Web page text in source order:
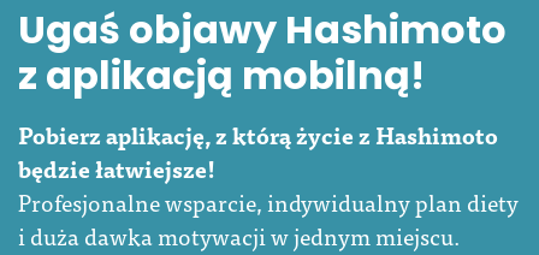
Ugaś objawy Hashimoto
z aplikacją mobilną!
Pobierz aplikację, z którą życie z Hashimoto
będzie łatwiejsze!
Profesjonalne wsparcie, indywidualny plan diety
i duża dawka motywacji w jednym miejscu.